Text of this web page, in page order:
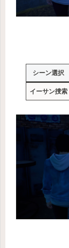
シーン選択
イーサン捜索